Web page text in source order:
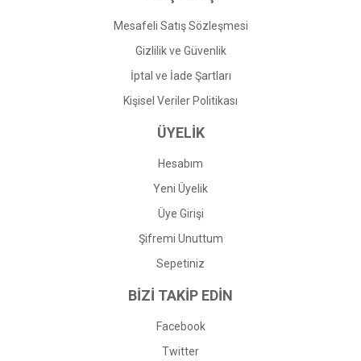
Mesafeli Satış Sözleşmesi
Gizlilik ve Güvenlik
İptal ve İade Şartları
Kişisel Veriler Politikası
ÜYELİK
Hesabım
Yeni Üyelik
Üye Girişi
Şifremi Unuttum
Sepetiniz
BİZİ TAKİP EDİN
Facebook
Twitter